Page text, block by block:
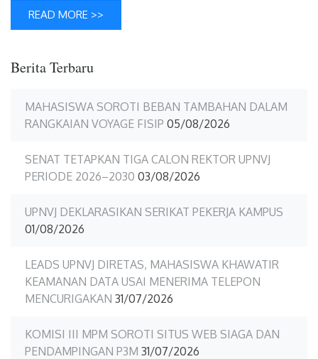
READ MORE >>
Berita Terbaru
MAHASISWA SOROTI BEBAN TAMBAHAN DALAM
RANGKAIAN VOYAGE FISIP 05/08/2026
SENAT TETAPKAN TIGA CALON REKTOR UPNVJ
PERIODE 2026–2030 03/08/2026
UPNVJ DEKLARASIKAN SERIKAT PEKERJA KAMPUS
01/08/2026
LEADS UPNVJ DIRETAS, MAHASISWA KHAWATIR
KEAMANAN DATA USAI MENERIMA TELEPON
MENCURIGAKAN 31/07/2026
KOMISI III MPM SOROTI SITUS WEB SIAGA DAN
PENDAMPINGAN P3M 31/07/2026